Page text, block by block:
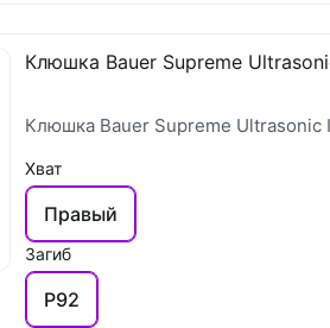
Клюшка Bauer Supreme
Клюшка Bauer Supreme Ultrasonic
Хват
Правый
Загиб
P92